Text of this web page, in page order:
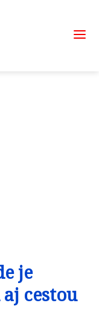
je
cestou